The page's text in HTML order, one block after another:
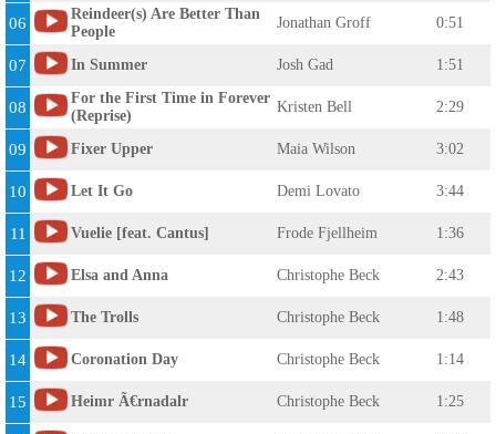
06
Reindeer(s) Are Better Than
People
Jonathan Groff 0:51
07 In Summer Josh Gad 1:51
08
For the First Time in Forever
(Reprise)
Kristen Bell 2:29
09 Fixer Upper Maia Wilson 3:02
10 Let It Go Demi Lovato 3:44
11 Vuelie [feat. Cantus] Frode Fjellheim 1:36
12 Elsa and Anna Christophe Beck 2:43
13 The Trolls Christophe Beck 1:48
14 Coronation Day Christophe Beck 1:14
15 Heimr Ã€rnadalr Christophe Beck 1:25